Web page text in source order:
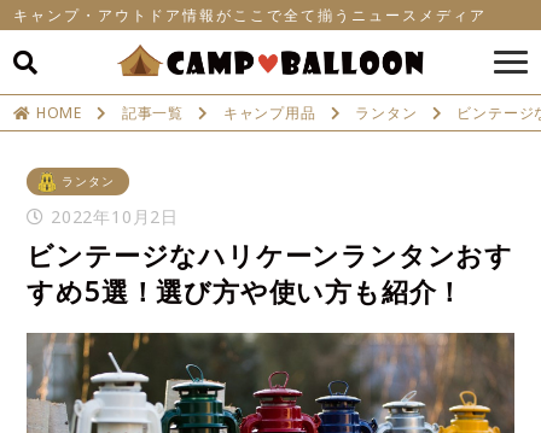
キャンプ・アウトドア情報がここで全て揃うニュースメディア
HOME 記事一覧 キャンプ用品 ランタン ビンテージ
ランタン
2022年10月2日
ビンテージなハリケーンランタンおす
すめ5選！選び方や使い方も紹介！